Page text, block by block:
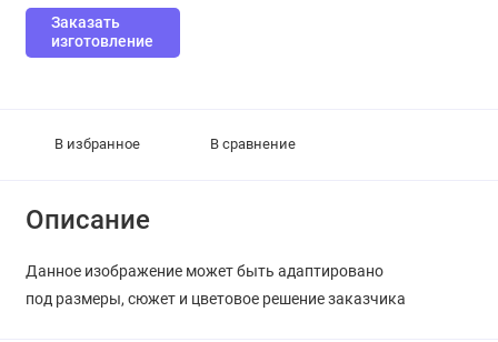
Заказать
изготовление
В избранное В сравнение
Описание
Данное изображение может быть адаптировано
под размеры, сюжет и цветовое решение заказчика